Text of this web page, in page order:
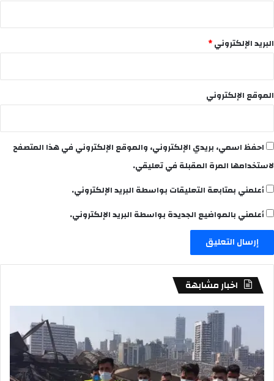
البريد الإلكتروني*
الموقع الإلكتروني
احفظ اسمي، بريدي الإلكتروني، والموقع الإلكتروني في هذا المتصفح
لاستخدامها المرة المقبلة في تعليقي.
أعلمني بمتابعة التعليقات بواسطة البريد الإلكتروني.
أعلمني بالمواضيع الجديدة بواسطة البريد الإلكتروني.
اخبار مشابهة